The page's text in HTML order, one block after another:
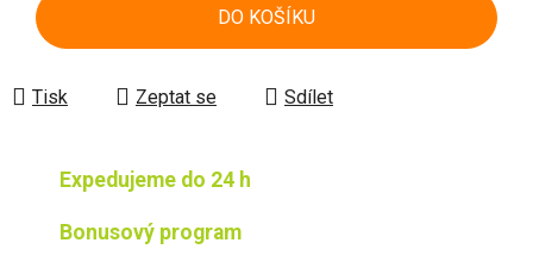
DO KOŠÍKU
Tisk Zeptat se Sdílet
Expedujeme do 24 h
Bonusový program